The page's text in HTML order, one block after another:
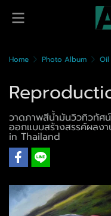
Home Photo Album
วาดภาพสีน้ำมันวิวทิวทัศ
ออกแบบสร้างสรรค์ผลง
in Thailand